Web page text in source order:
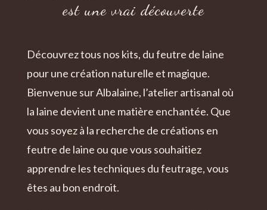
est une vrai découverte
Découvrez tous nos kits, du feutre de laine
pour une création naturelle et magique.
Bienvenue sur Albalaine, l’atelier artisanal où
la laine devient une matière enchantée. Que
vous soyez à la recherche de créations en
feutre de laine ou que vous souhaitiez
apprendre les techniques du feutrage, vous
êtes au bon endroit.